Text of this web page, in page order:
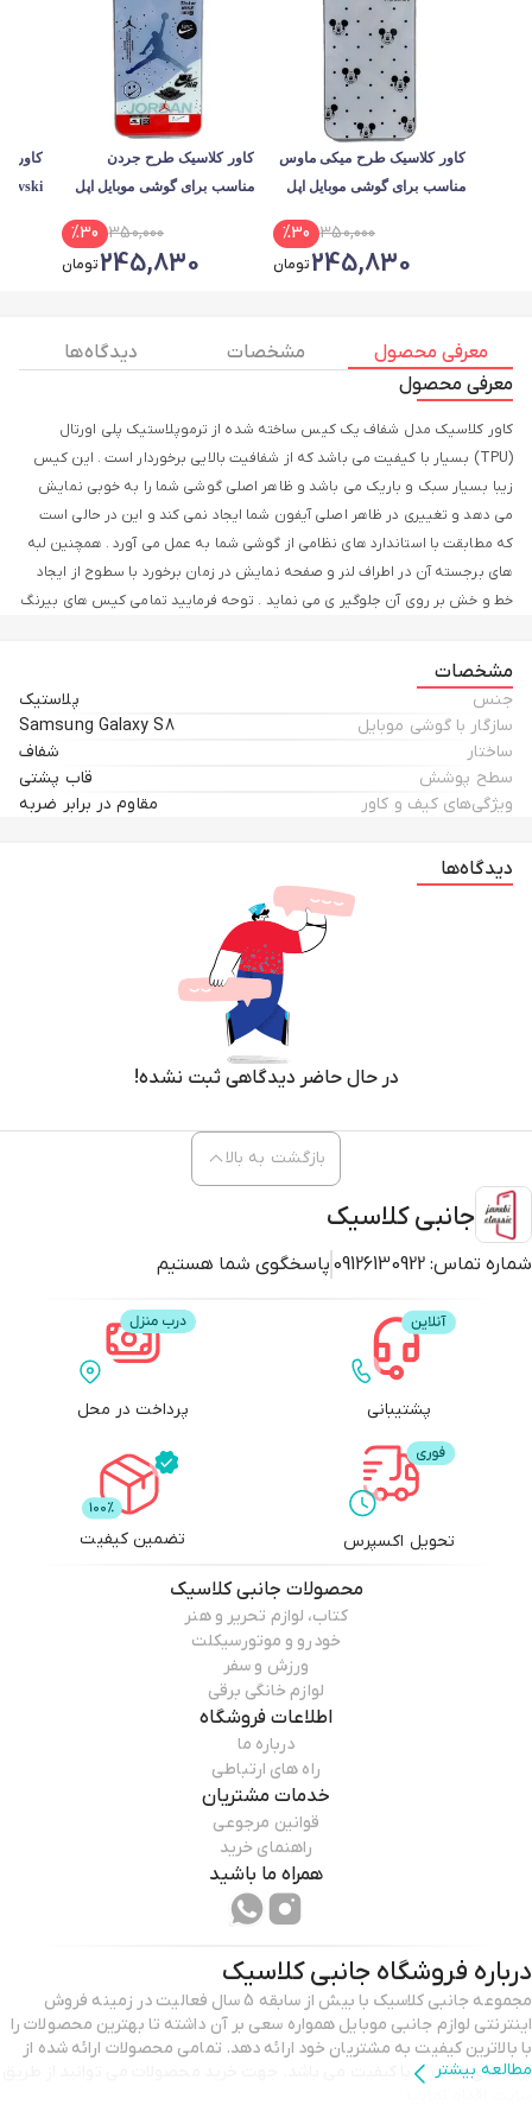
کاور کلاسیک طرح میکی ماوس
مناسب برای گوشی موبایل اپل
350,000
%30
245,830تومان
کاور کلاسیک طرح جردن
مناسب برای گوشی موبایل اپل
350,000
%30
245,830تومان
کاور
معرفی محصول مشخصات
دیدگاه ها
معرفی محصول
کاور کلاسیک مدل شفاف یک کیس ساخته شده از ترموپلاستیک پلی اورتال
(TPU) بسیار با کیفیت می باشد که از شفافیت بالایی برخوردار است . این کیس
زیبا بسیار سبک و باریک می باشد و ظاهر اصلی گوشی شما را به خوبی نمایش
می دهد و تغییری در ظاهر اصلی آیفون شما ایجاد نمی کند و این در حالی است
که مطابقت با استاندارد های نظامی از گوشی شما به عمل می آورد . همچنین لبه
های برجسته آن در اطراف لنر و صفحه نمایش در زمان برخورد با سطوح از ایجاد
خط و خش بر روی آن جلوگیر ی می نماید . توحه فرمایید تمامی کیس های بیرنگ
بقیه کیس ها برخوردار است.
مشخصات
جنس
پلاستیک
سازگار با گوشی موبایل
Samsung Galaxy S8
ساختار
شفاف
سطح پوشش
قاب پشتی
ویژگی‌های کیف و کاور
مقاوم در برابر ضربه
دیدگاه‌ها
در حال حاضر دیدگاهی ثبت نشده!
جانبی کلاسیک
شماره تماس: 09126130922 پاسخگوی شما هستیم
بازگشت به بالا
پشتیبانی پرداخت در محل
تحویل اکسپرس تضمین کیفیت
محصولات جانبی کلاسیک
کتاب، لوازم تحریر و هنر
خودرو و موتورسیکلت
ورزش و سفر
لوازم خانگی برقی
اطلاعات فروشگاه
درباره ما
راه های ارتباطی
خدمات مشتریان
قوانین مرجوعی
راهنمای خرید
همراه ما باشید
درباره فروشگاه جانبی کلاسیک
مجموعه جانبی کلاسیک با بیش از سابقه 5 سال فعالیت در زمینه فروش
اینترنتی لوازم جانبی موبایل همواره سعی بر آن داشته تا بهترین محصولات را
با بالاترین کیفیت به مشتریان خود ارائه دهد. تمامی محصولات ارائه شده از
مطالعه بیشتر